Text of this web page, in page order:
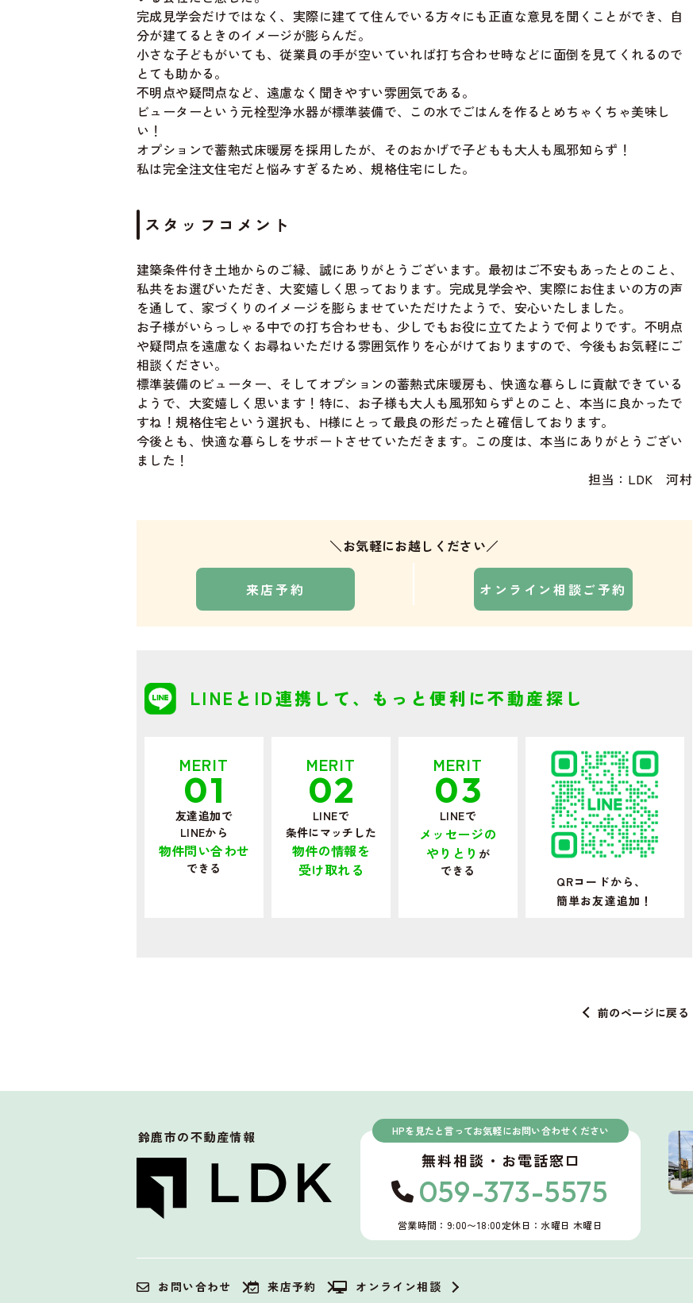
完成見学会だけではなく、実際に建てて住んでいる方々にも正直な意見を聞くことができ、自
分が建てるときのイメージが膨らんだ。
小さな子どもがいても、従業員の手が空いていれば打ち合わせ時などに面倒を見てくれるので
とても助かる。
不明点や疑問点など、遠慮なく聞きやすい雰囲気である。
ビューターという元栓型浄水器が標準装備で、この水でごはんを作るとめちゃくちゃ美味し
い！
オプションで蓄熱式床暖房を採用したが、そのおかげで子どもも大人も風邪知らず！
私は完全注文住宅だと悩みすぎるため、規格住宅にした。
スタッフコメント
建築条件付き土地からのご縁、誠にありがとうございます。最初はご不安もあったとのこと、
私共をお選びいただき、大変嬉しく思っております。完成見学会や、実際にお住まいの方の声
を通して、家づくりのイメージを膨らませていただけたようで、安心いたしました。
お子様がいらっしゃる中での打ち合わせも、少しでもお役に立てたようで何よりです。不明点
や疑問点を遠慮なくお尋ねいただける雰囲気作りを心がけておりますので、今後もお気軽にご
相談ください。
標準装備のビューター、そしてオプションの蓄熱式床暖房も、快適な暮らしに貢献できている
ようで、大変嬉しく思います！特に、お子様も大人も風邪知らずとのこと、本当に良かったで
すね！規格住宅という選択も、H様にとって最良の形だったと確信しております。
今後とも、快適な暮らしをサポートさせていただきます。この度は、本当にありがとうござい
ました！
担当：LDK 河村
＼お気軽にお越しください／
来店予約 オンライン相談ご予約
LINEとID連携して、 もっと便利に不動産探し
MERIT
01
友達追加で
LINEから
物件問い合わせ
できる
MERIT
02
LINEで
条件にマッチした
物件の情報を
受け取れる
MERIT
03
LINEで
メッセージの
やりとり が
できる
QRコードから、
簡単お友達追加！
前のページに戻る
鈴鹿市の不動産情報 HPを見たと言ってお気軽にお問い合わせください
無料相談・お電話窓口
059-373-5575
営業時間：9:00〜18:00定休日：水曜日 木曜日
お問い合わせ 来店予約 オンライン相談